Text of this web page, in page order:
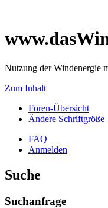
Nutzung der Windenergie
Zum Inhalt
Foren-Übersicht
Ändere Schriftgröße
FAQ
Anmelden
Suche
Suchanfrage